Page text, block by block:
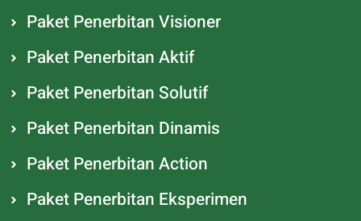
Paket Penerbitan Visioner
Paket Penerbitan Aktif
Paket Penerbitan Solutif
Paket Penerbitan Dinamis
Paket Penerbitan Action
Paket Penerbitan Eksperimen